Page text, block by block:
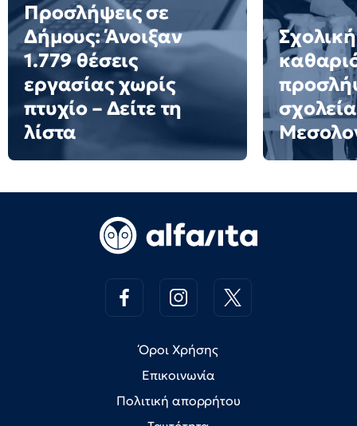
Προσλήψεις σε
Δήμους: Άνοιξαν
1.779 θέσεις
εργασίας χωρίς
πτυχίο – Δείτε τη
λίστα
Σχολική
Όροι Χρήσης
Επικοινωνία
Πολιτική απορρήτου